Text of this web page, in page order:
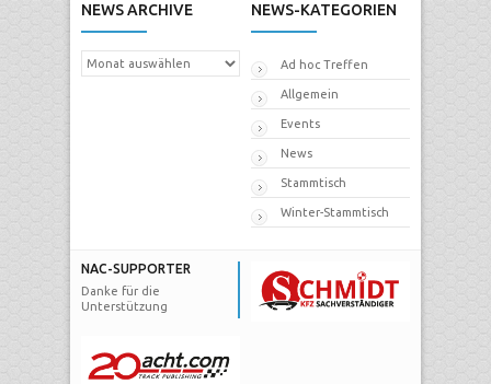
NEWS ARCHIVE
News
NEWS-KATEGORIEN
Ad hoc Treffen
Allgemein
Events
News
Stammtisch
Winter-Stammtisch
NAC-SUPPORTER
Danke für die
Unterstützung